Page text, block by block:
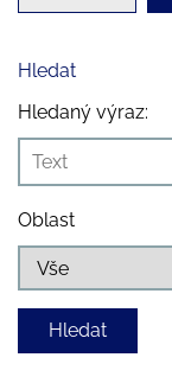
Hledat
Hledaný výraz:
Oblast